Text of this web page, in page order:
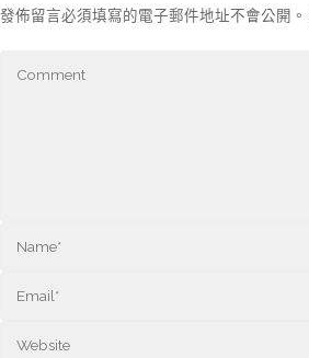
發佈留言必須填寫的電子郵件地址不會公開。